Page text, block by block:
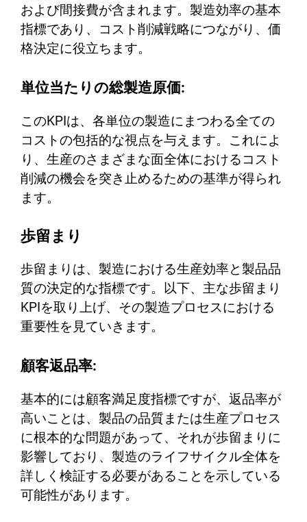
および間接費が含まれます。製造効率の基本
指標であり、コスト削減戦略につながり、価
格決定に役立ちます。
単位当たりの総製造原価:
このKPIは、各単位の製造にまつわる全ての
コストの包括的な視点を与えます。これによ
り、生産のさまざまな面全体におけるコスト
削減の機会を突き止めるための基準が得られ
ます。
歩留まり
歩留まりは、製造における生産効率と製品品
質の決定的な指標です。以下、主な歩留まり
KPIを取り上げ、その製造プロセスにおける
重要性を見ていきます。
顧客返品率:
基本的には顧客満足度指標ですが、返品率が
高いことは、製品の品質または生産プロセス
に根本的な問題があって、それが歩留まりに
影響しており、製造のライフサイクル全体を
詳しく検証する必要があることを示している
可能性があります。